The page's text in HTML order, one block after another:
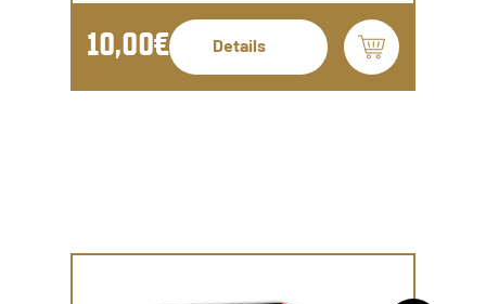
10,00€ Details